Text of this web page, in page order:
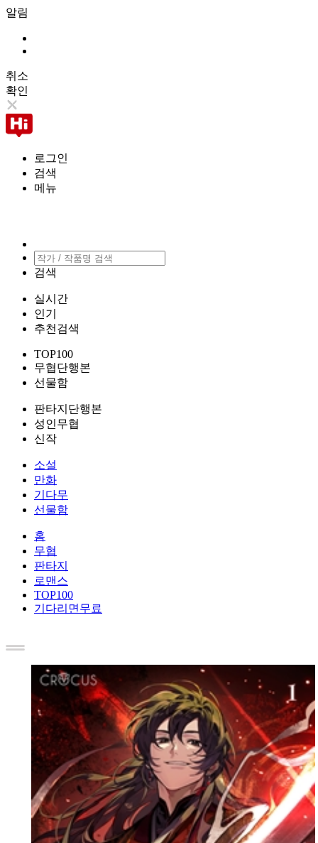
알림
취소
확인
로그인
검색
메뉴
검색
실시간
인기
추천검색
TOP100
무협단행본
선물함
판타지단행본
성인무협
신작
소설
만화
기다무
선물함
홈
무협
판타지
로맨스
TOP100
기다리면무료